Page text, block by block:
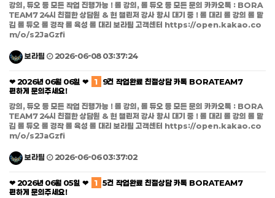
강의, 듀오 등 모든 작업 진행가능 ! 롤 강의, 롤 듀오 등 모든 문의 카카오톡 : BORA
TEAM7 24시 친절한 상담원 & 현 챌린저 강사 항시 대기 중 ! 롤 대리 롤 강의 롤 맡
김 롤 듀오 롤 경작 롤 육성 롤 대리 보라팀 고객센터 https://open.kakao.co
m/o/s2JaGzfi
보라팀 2026-06-08 03:37:24
❤ 2026년 06월 06일 ❤ 1
9건 작업완료 친절상담 카톡 BORATEAM7
편하게 문의주세요!
강의, 듀오 등 모든 작업 진행가능 ! 롤 강의, 롤 듀오 등 모든 문의 카카오톡 : BORA
TEAM7 24시 친절한 상담원 & 현 챌린저 강사 항시 대기 중 ! 롤 대리 롤 강의 롤 맡
김 롤 듀오 롤 경작 롤 육성 롤 대리 보라팀 고객센터 https://open.kakao.co
m/o/s2JaGzfi
보라팀 2026-06-06 03:37:02
❤ 2026년 06월 05일 ❤ 1 5건 작업완료 친절상담 카톡 BORATEAM7
편하게 문의주세요!